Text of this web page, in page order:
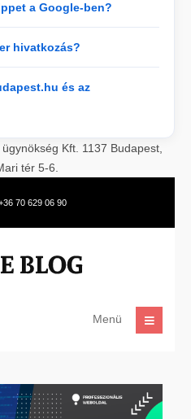
a Google-ben?
hivatkozás?
és az
Kft. 1137 Budapest,
tér 5-6.
70 629 06 90
Menü